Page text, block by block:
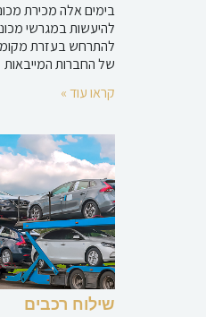
בימים אלה מכירת
להיעשות במגרשי
להתרחש בעזרת
של החברות המייבאות
קראו עוד »
שילוח רכבים